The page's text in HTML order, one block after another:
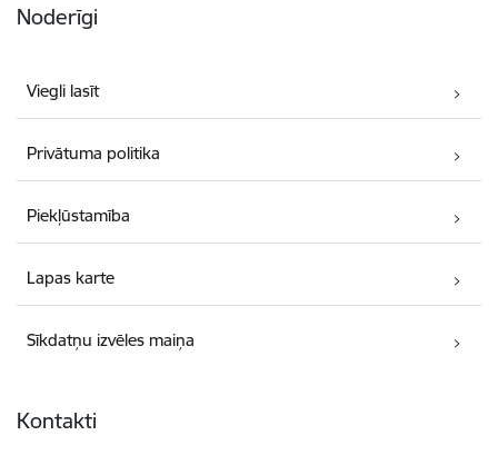
Noderīgi
Viegli lasīt
Privātuma politika
Piekļūstamība
Lapas karte
Sīkdatņu izvēles maiņa
Kontakti